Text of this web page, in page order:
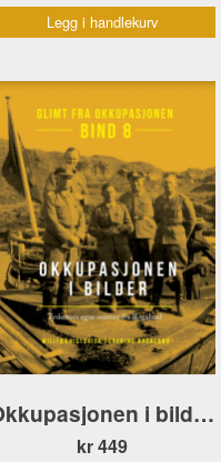
Legg i handlekurv
Okkupasjonen i bilder. Tyskernes egne minner fra Rogaland
kr 449